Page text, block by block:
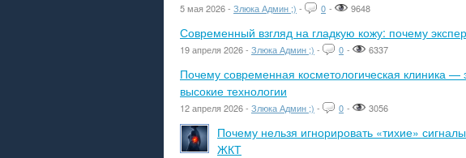
5 мая 2026 - Злюка Админ ;) - 0 - 9648
Современный взгляд на гладкую кожу: почему
19 апреля 2026 - Злюка Админ ;) - 0 - 6337
Почему современная косметологическая клиника
высокие технологии
12 апреля 2026 - Злюка Админ ;) - 0 - 3056
Почему нельзя игнорировать «тихие»
ЖКТ